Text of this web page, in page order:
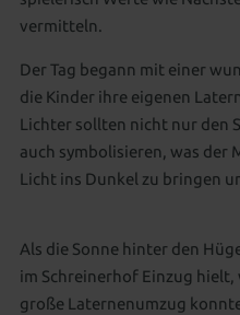
vermitteln.
Der Tag begann mit einer
die Kinder ihre eigenen
Lichter sollten nicht nur den
auch symbolisieren, was der
Licht ins Dunkel zu bringen
Als die Sonne hinter den
im Schreinerhof Einzug hielt,
große Laternenumzug